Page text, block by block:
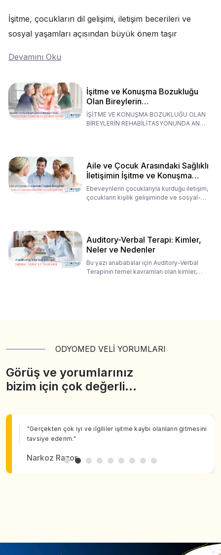
İşitme, çocukların dil gelişimi, iletişim becerileri ve
sosyal yaşamları açısından büyük önem taşır
Devamını Oku
İşitme ve Konuşma Bozukluğu
Olan Bireylerin
Rehabilitasyonunda Ana
Babaların Tutumları
İŞİTME VE KONUŞMA BOZUKLUĞU OLAN
BİREYLERİN REHABİLİTASYONUNDA ANA
Aile ve Çocuk Arasındaki Sağlıklı
İletişimin İşitme ve Konuşma
Rehabilitasyonundaki Rolü
Ebeveynlerin çocuklarıyla kurduğu iletişim,
çocukların kişilik gelişiminde ve sosyal-
Auditory-Verbal Terapi: Kimler,
Neler ve Nedenler
Bu yazı anababalar için Auditory-Verbal
Terapinin temel kavramları olan kimler,
ODYOMED VELİ YORUMLARI
Görüş ve yorumlarınız
bizim için çok değerli…
"Gerçekten çok iyi ve ilgililer işitme kaybı olanların gitmesini
tavsiye ederim."
Narkoz Razor